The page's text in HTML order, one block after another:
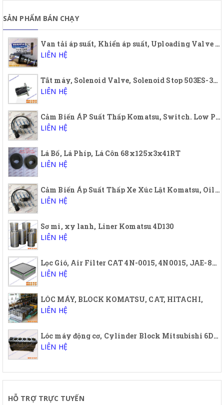
SẢN PHẨM BÁN CHẠY
Van tải áp suất, Khiển áp suất, Uploading Valve Komatsu, 723-40-56900, 7234056900, PC200-7
LIÊN HỆ
Tắt máy, Solenoid Valve, Solenoid Stop 503ES-3TNA72, 12A5UC5S, 12S5SUC5S
LIÊN HỆ
Cảm Biến ÁP Suất Thấp Komatsu, Switch. Low Pressure, Oil Low Pressure Sensor Komatsu 421-43-32910, 4214332910
LIÊN HỆ
Lá Bố, Lá Phíp, Lá Côn 68x125x3x41RT
LIÊN HỆ
Cảm Biến Áp Suất Thấp Xe Xúc Lật Komatsu, Oil low pressure sensor Wheel Loader Komatsu
LIÊN HỆ
Sơ mi, xy lanh, Liner Komatsu 4D130
LIÊN HỆ
Lọc Gió, Air Filter CAT 4N-0015, 4N0015, JAE-88187. JAE88187
LIÊN HỆ
LÓC MÁY, BLOCK KOMATSU, CAT, HITACHI,
LIÊN HỆ
Lóc máy động cơ, Cylinder Block Mitsubishi 6DB1T, 6D31, 6D31T, 6D34, 6D34T, 6D14T, 6D15T, 6D16T
LIÊN HỆ
HỖ TRỢ TRỰC TUYẾN